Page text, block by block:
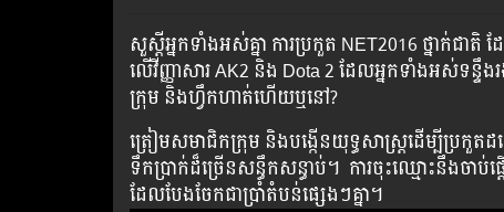
សួស្តីអ្នកទាំងអស់គ្នា ការប្រកួត NET2016 ថ្នាក់ជា
លើវីញ្ញាសារ AK2 និង Dota 2 ដែលអ្នកទាំងអស់ទន្
ក្រុម និងហ្វឹកហាត់ហើយឬនៅ?
ត្រៀមសមាជិកក្រុម និងបង្កើនយុទ្ធសាស្រ្តដើម្បីប្រកួត
ទឹកប្រាក់ដ៏ច្រើនសន្ធឹកសន្ធាប់។ ការចុះឈ្មោះនឹងចា
ដែលបែងចែកជាប្រាំតំបន់ផ្សេងៗគ្នា។